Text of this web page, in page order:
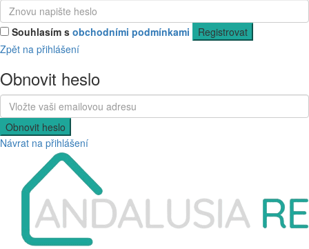
Souhlasím s obchodními podmínkami
Registrovat
Zpět na přihlášení
Obnovit heslo
Obnovit heslo
Návrat na přihlášení